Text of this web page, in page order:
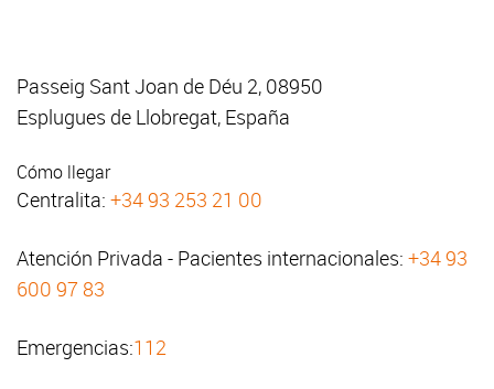
Passeig Sant Joan de Déu 2, 08950
Esplugues de Llobregat, España
Cómo llegar
Centralita: +34 93 253 21 00
Atención Privada - Pacientes internacionales: +34 93
600 97 83
Emergencias:112